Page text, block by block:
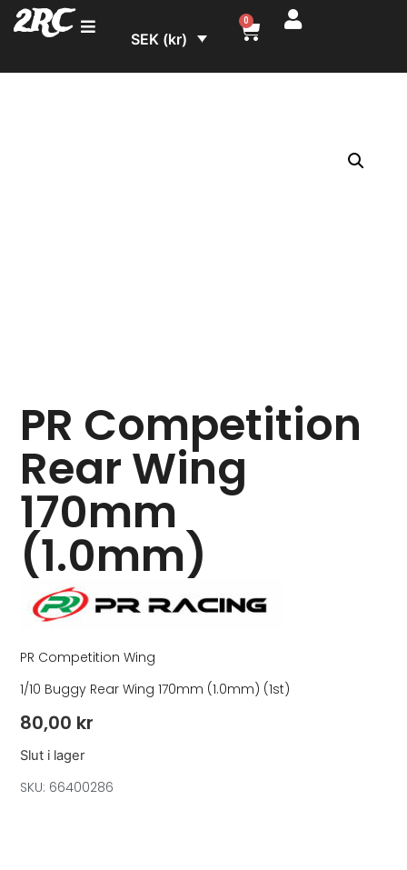
2RC SEK (kr)
0
PR Competition
Rear Wing
170mm
(1.0mm)
PR Competition Wing
1/10 Buggy Rear Wing 170mm (1.0mm) (1st)
80,00 kr
Slut i lager
SKU: 66400286